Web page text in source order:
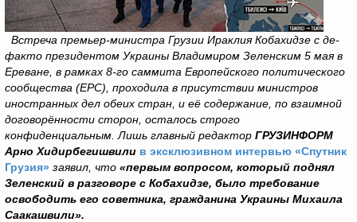
Встреча премьер-министра Грузии Ираклия Кобахидзе с де-
факто президентом Украины Владимиром Зеленским 5 мая в
Ереване, в рамках 8-го саммита Европейского политического
сообщества (EPC), проходила в присутствии министров
иностранных дел обеих стран, и её содержание, по взаимной
договорённости сторон, осталось строго
конфиденциальным. Лишь главный редактор ГРУЗИНФОРМ
Арно Хидирбегишвили в эксклюзивном интервью «Спутник
Грузия» заявил, что «первым вопросом, который поднял
Зеленский в разговоре с Кобахидзе, было требование
освободить его советника, гражданина Украины Михаила
Саакашвили».